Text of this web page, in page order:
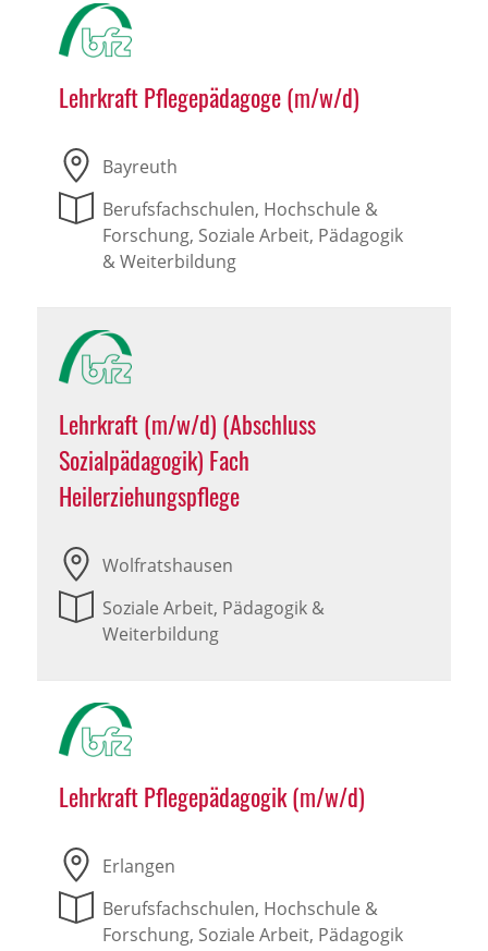
Lehrkraft Pflegepädagoge (m/w/d)
Bayreuth
Berufsfachschulen, Hochschule &
Forschung, Soziale Arbeit, Pädagogik
& Weiterbildung
Lehrkraft (m/w/d) (Abschluss
Sozialpädagogik) Fach
Heilerziehungspflege
Wolfratshausen
Soziale Arbeit, Pädagogik &
Weiterbildung
Lehrkraft Pflegepädagogik (m/w/d)
Erlangen
Berufsfachschulen, Hochschule &
Forschung, Soziale Arbeit, Pädagogik